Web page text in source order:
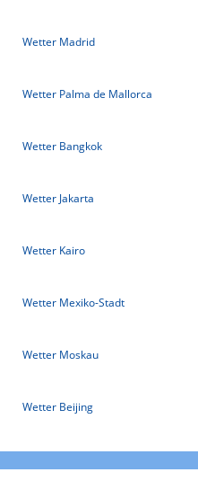
Wetter Madrid
Wetter Palma de Mallorca
Wetter Bangkok
Wetter Jakarta
Wetter Kairo
Wetter Mexiko-Stadt
Wetter Moskau
Wetter Beijing